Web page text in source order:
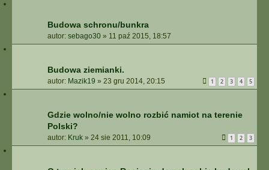
Budowa schronu/bunkra
autor: sebago30 » 11 paź 2015, 18:57
Budowa ziemianki.
autor: Mazik19 » 23 gru 2014, 20:15 1 2 3 4 5
Gdzie wolno/nie wolno rozbić namiot na terenie
Polski?
autor: Kruk » 24 sie 2011, 10:09 1 2 3